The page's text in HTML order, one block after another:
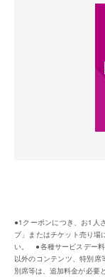
●1クーポンにつき、お1⼈
ブ」またはチケット売り場
い。 ●各種サービスデー
以外のコンテンツ、特別
別席等は、追加料⾦が必